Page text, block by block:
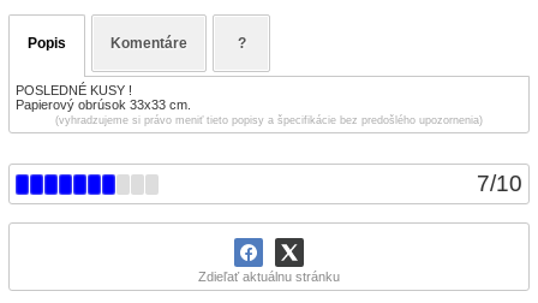
7/10
Zdieľať aktuálnu stránku
Popis Komentáre ?
POSLEDNÉ KUSY !
Papierový obrúsok 33x33 cm.
(vyhradzujeme si právo meniť tieto popisy a špecifikácie bez predošlého upozornenia)